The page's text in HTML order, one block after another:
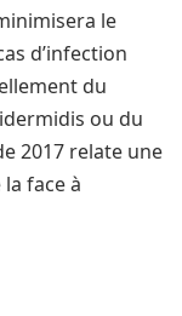
le
d’infection
du
ou du
2017 relate une
face à